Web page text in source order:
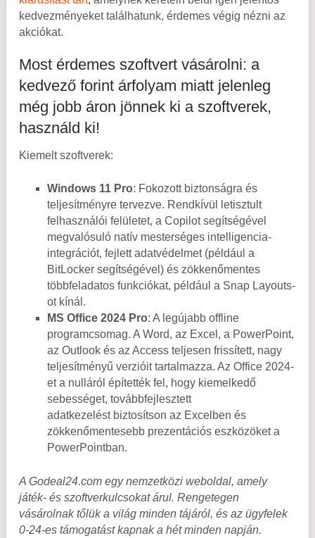
kedvezményeket találhatunk, érdemes végig nézni az
akciókat.
Most érdemes szoftvert vásárolni: a
kedvező forint árfolyam miatt jelenleg
még jobb áron jönnek ki a szoftverek,
használd ki!
Kiemelt szoftverek:
Windows 11 Pro: Fokozott biztonságra és
teljesítményre tervezve. Rendkívül letisztult
felhasználói felületet, a Copilot segítségével
megvalósuló natív mesterséges intelligencia-
integrációt, fejlett adatvédelmet (például a
BitLocker segítségével) és zökkenőmentes
többfeladatos funkciókat, például a Snap Layouts-
ot kínál.
MS Office 2024 Pro: A legújabb offline
programcsomag. A Word, az Excel, a PowerPoint,
az Outlook és az Access teljesen frissített, nagy
teljesítményű verzióit tartalmazza. Az Office 2024-
et a nulláról építették fel, hogy kiemelkedő
sebességet, továbbfejlesztett
adatkezelést biztosítson az Excelben és
zökkenőmentesebb prezentációs eszközöket a
PowerPointban.
A Godeal24.com egy nemzetközi weboldal, amely
játék- és szoftverkulcsokat árul. Rengetegen
vásárolnak tőlük a világ minden tájáról, és az ügyfelek
0-24-es támogatást kapnak a hét minden napján.